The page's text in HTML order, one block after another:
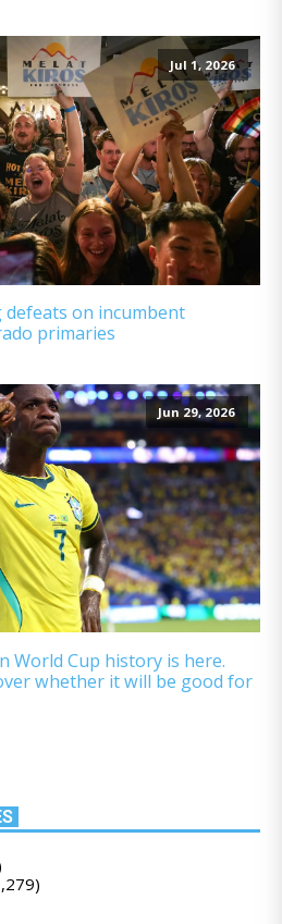
Jul 1, 2026
on incumbent
primaries
Jun 29, 2026
World Cup history is here.
whether it will be good for